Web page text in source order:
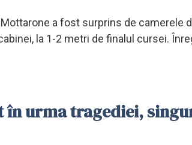
a fost surprins de camerele
la 1-2 metri de finalul cursei.
în urma tragediei,